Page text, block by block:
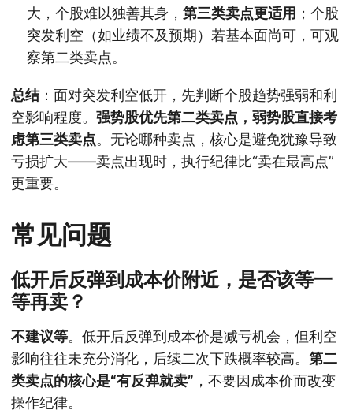
大，个股难以独善其身， 第三类卖点更适用 ；个股
突发利空（如业绩不及预期）若基本面尚可，可观
察第二类卖点。
总结：面对突发利空低开，先判断个股趋势强弱和利
空影响程度。 强势股优先第二类卖点，弱势股直接考
虑第三类卖点。无论哪种卖点，核心是避免犹豫导致
亏损扩大——卖点出现时，执行纪律比“卖在最高点”
更重要。
常见问题
低开后反弹到成本价附近，是否该等一
等再卖？
不建议等。低开后反弹到成本价是减亏机会，但利空
影响往往未充分消化，后续二次下跌概率较高。 第二
类卖点的核心是“有反弹就卖” ，不要因成本价而改变
操作纪律。